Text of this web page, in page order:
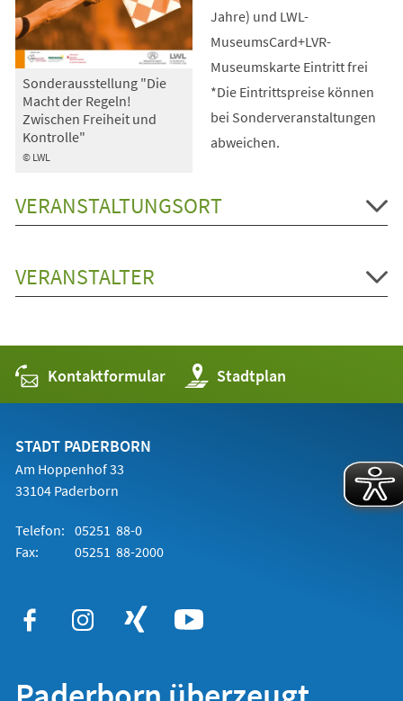
© LWL
Sonderausstellung "Die
Macht der Regeln!
Zwischen Freiheit und
Kontrolle"
Jahre) und LWL-
MuseumsCard+LVR-
Museumskarte Eintritt frei
*Die Eintrittspreise können
bei Sonderveranstaltungen
abweichen.
VERANSTALTUNGSORT
VERANSTALTER
Kontaktformular Stadtplan
(Öffnet
in
einem
STADT PADERBORN
Am Hoppenhof 33
33104 Paderborn
Telefon: 05251 88-0
Fax:
05251 88-2000